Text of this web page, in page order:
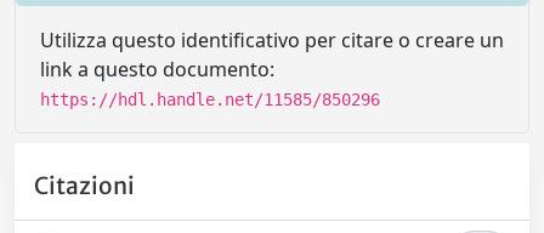
Utilizza questo identificativo per citare o creare un
link a questo documento:
https://hdl.handle.net/11585/850296
Citazioni